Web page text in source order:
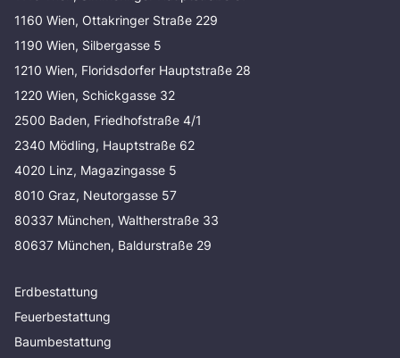
1160 Wien, Ottakringer Straße 229
1190 Wien, Silbergasse 5
1210 Wien, Floridsdorfer Hauptstraße 28
1220 Wien, Schickgasse 32
2500 Baden, Friedhofstraße 4/1
2340 Mödling, Hauptstraße 62
4020 Linz, Magazingasse 5
8010 Graz, Neutorgasse 57
80337 München, Waltherstraße 33
80637 München, Baldurstraße 29
Erdbestattung
Feuerbestattung
Baumbestattung